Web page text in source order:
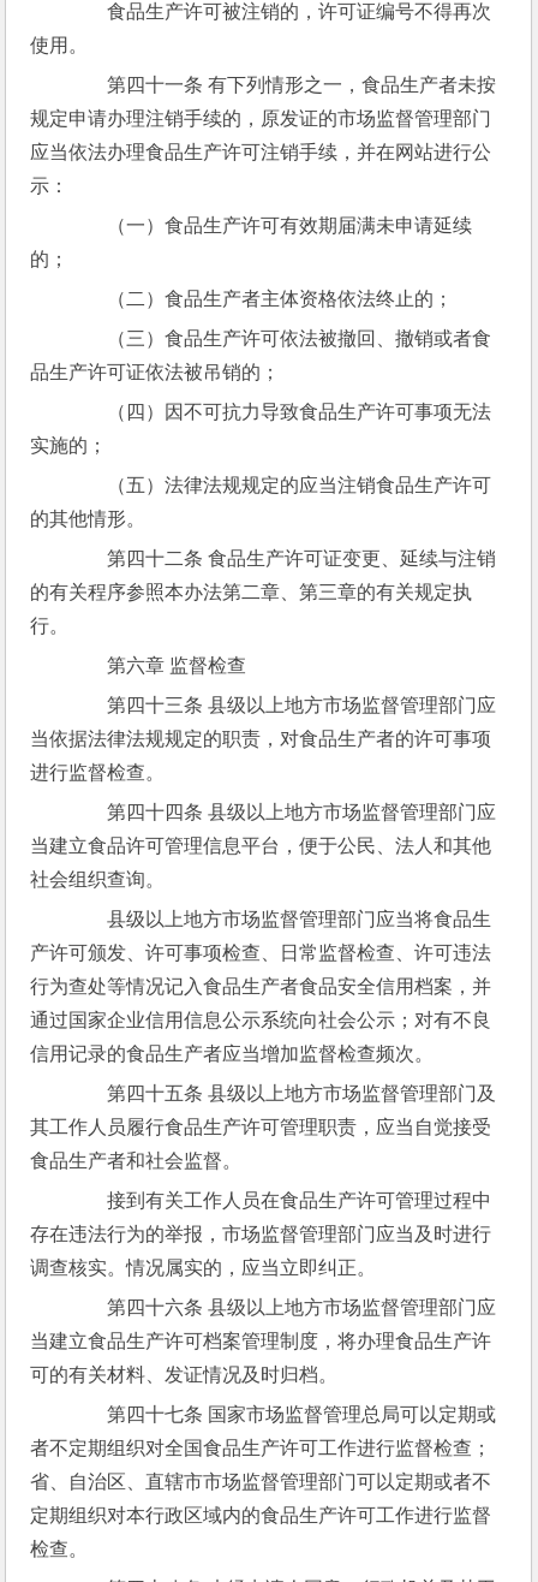
食品生产许可被注销的，许可证编号不得再次
使用。
第四十一条 有下列情形之一，食品生产者未按
规定申请办理注销手续的，原发证的市场监督管理部门
应当依法办理食品生产许可注销手续，并在网站进行公
示：
（一）食品生产许可有效期届满未申请延续
的；
（二）食品生产者主体资格依法终止的；
（三）食品生产许可依法被撤回、撤销或者食
品生产许可证依法被吊销的；
（四）因不可抗力导致食品生产许可事项无法
实施的；
（五）法律法规规定的应当注销食品生产许可
的其他情形。
第四十二条 食品生产许可证变更、延续与注销
的有关程序参照本办法第二章、第三章的有关规定执
行。
第六章 监督检查
第四十三条 县级以上地方市场监督管理部门应
当依据法律法规规定的职责，对食品生产者的许可事项
进行监督检查。
第四十四条 县级以上地方市场监督管理部门应
当建立食品许可管理信息平台，便于公民、法人和其他
社会组织查询。
县级以上地方市场监督管理部门应当将食品生
产许可颁发、许可事项检查、日常监督检查、许可违法
行为查处等情况记入食品生产者食品安全信用档案，并
通过国家企业信用信息公示系统向社会公示；对有不良
信用记录的食品生产者应当增加监督检查频次。
第四十五条 县级以上地方市场监督管理部门及
其工作人员履行食品生产许可管理职责，应当自觉接受
食品生产者和社会监督。
接到有关工作人员在食品生产许可管理过程中
存在违法行为的举报，市场监督管理部门应当及时进行
调查核实。情况属实的，应当立即纠正。
第四十六条 县级以上地方市场监督管理部门应
当建立食品生产许可档案管理制度，将办理食品生产许
可的有关材料、发证情况及时归档。
第四十七条 国家市场监督管理总局可以定期或
者不定期组织对全国食品生产许可工作进行监督检查；
省、自治区、直辖市市场监督管理部门可以定期或者不
定期组织对本行政区域内的食品生产许可工作进行监督
检查。